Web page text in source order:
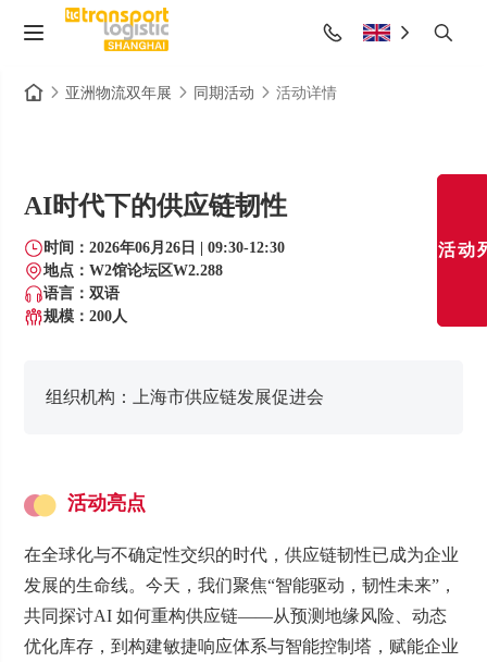
亚洲物流双年展 同期活动 活动详情
活动
AI时代下的供应链韧性
时间：2026年06月26日 | 09:30-12:30
地点：W2馆论坛区W2.288
语言：双语
规模：200人
组织机构： 上海市供应链发展促进会
活动亮点
在全球化与不确定性交织的时代，供应链韧性已成为企业
发展的生命线。今天，我们聚焦“智能驱动，韧性未来”，
共同探讨AI 如何重构供应链——从预测地缘风险、动态
优化库存，到构建敏捷响应体系与智能控制塔，赋能企业